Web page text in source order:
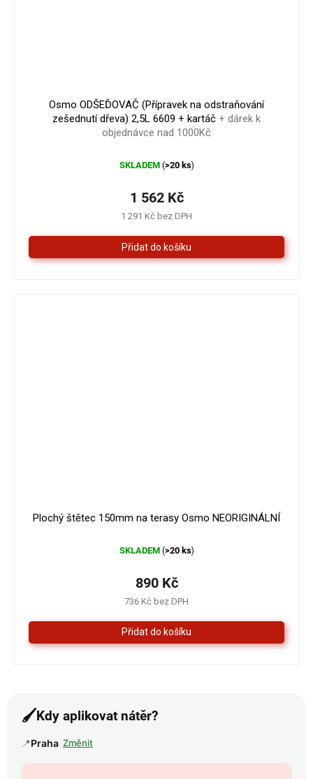
Osmo ODŠEĎOVAČ (Přípravek na odstraňování
zešednutí dřeva) 2,5L 6609 + kartáč + dárek k
objednávce nad 1000Kč
SKLADEM (>20 ks)
1 291 Kč bez DPH
1 562 Kč
Plochý štětec 150mm na terasy Osmo NEORIGINÁLNÍ
SKLADEM (>20 ks)
736 Kč bez DPH
890 Kč
🖌️Kdy aplikovat nátěr?
📍Praha Změnit